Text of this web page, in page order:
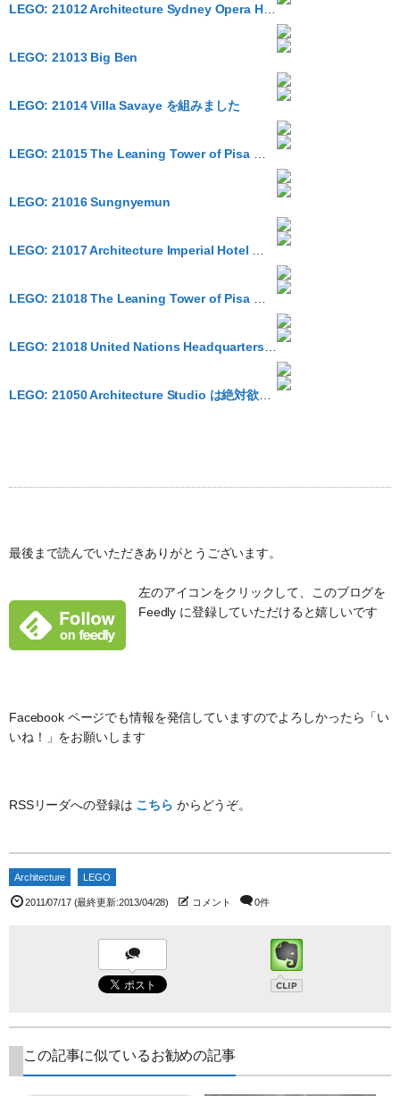
LEGO: 21012 Architecture Sydney Opera House
LEGO: 21013 Big Ben
LEGO: 21014 Villa Savaye を組みました
LEGO: 21016 Sungnyemun
LEGO: 21018 United Nations Headquarters がリリースされるようです
LEGO: 21050 Architecture Studio は絶対欲しい
最後まで読んでいただきありがとうございます。
左のアイコンをクリックして、このブログを
Feedly に登録していただけると嬉しいです
Facebook ページでも情報を発信していますのでよろしかったら「い
いね！」をお願いします
RSSリーダへの登録は こちら からどうぞ。
Architecture LEGO
2011/07/17(最終更新:2013/04/28) コメント 0件
この記事に似ているお勧めの記事